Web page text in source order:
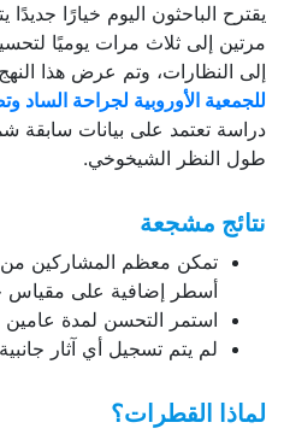
يقترح الباحثون اليوم خيارًا
مرتين إلى ثلاث مرات يوميًا
إلى النظارات، وتم عرض هذا
للجمعية الأوروبية لجراحة الساد
طول النظر الشيخوخي.
نتائج مشجعة
تمكن معظم المشاركين من
أسطر إضافية على مقياس
استمر التحسن لمدة عامين
لم يتم تسجيل أي آثار
لماذا القطرات؟